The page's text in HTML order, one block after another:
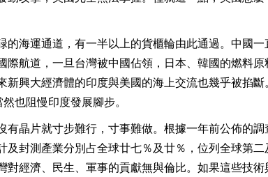
的海運通道，有一半以上的貨櫃輪由此通過。中國一
際航道，一旦台灣被中國佔領，日本、韓國的燃料
新興大經濟體的印度與美國的海上交流也幾乎被掐
也阻慢印度發展腳步。
有晶片就寸步難行，寸事難做。根據一年前公佈的
及封測產業分別占全球廿七％及廿％，位列全球第二
對經濟、民生、軍事的貢獻無與倫比。如果這些技